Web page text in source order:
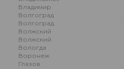
Владимир
Волгоград
Волгоград.
Волжский
Волжский.
Вологда
Воронеж
Глазов